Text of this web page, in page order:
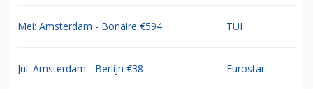
Mei: Amsterdam - Bonaire €594 TUI
Jul: Amsterdam - Berlijn €38 Eurostar